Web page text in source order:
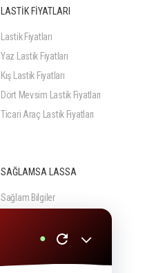
LASTİK FİYATLARI
Lastik Fiyatları
Yaz Lastik Fiyatları
Kış Lastik Fiyatları
Dört Mevsim Lastik Fiyatları
Ticari Araç Lastik Fiyatları
SAĞLAMSA LASSA
Sağlam Bilgiler